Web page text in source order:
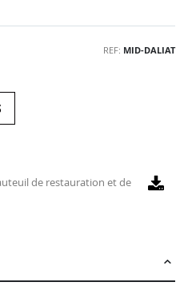
REF MID-DALIAT
de restauration et de